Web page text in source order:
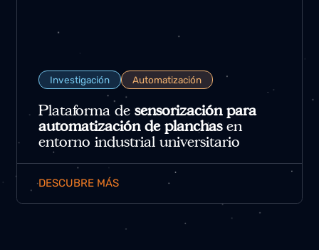
Investigación Automatización
Plataforma desensorización para
automatización de planchas
entorno industrial universitario